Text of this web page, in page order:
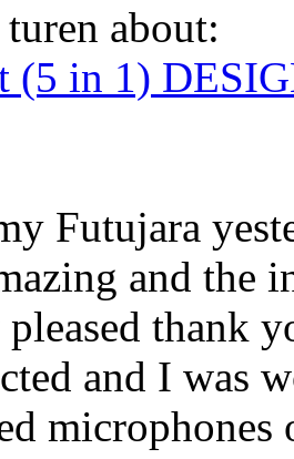
about:
(5 in 1)
Futujara
and the
thank
and I was